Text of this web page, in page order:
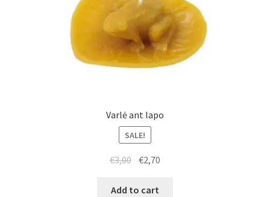
Varlė ant lapo
SALE!
€3,00 €2,70
Add to cart